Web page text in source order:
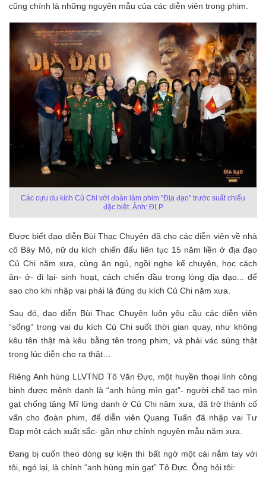
cũng chính là những nguyên mẫu của các diễn viên trong phim.
Các cựu du kích Củ Chi với đoàn làm phim "Địa đạo" trước suất chiếu
đặc biệt. Ảnh: ĐLP
Được biết đạo diễn Bùi Thạc Chuyên đã cho các diễn viên về nhà
cô Bảy Mô, nữ du kích chiến đấu liên tục 15 năm liền ở địa đạo
Củ Chi năm xưa, cùng ăn ngủ, ngồi nghe kể chuyện, học cách
ăn- ở- đi lại- sinh hoạt, cách chiến đầu trong lòng địa đạo... để
sao cho khi nhập vai phải là đúng du kích Củ Chi năm xưa.
Sau đó, đạo diễn Bùi Thạc Chuyên luôn yêu cầu các diễn viên
“sống” trong vai du kích Củ Chi suốt thời gian quay, như không
kêu tên thật mà kêu bằng tên trong phim, và phải vác súng thật
trong lúc diễn cho ra thật…
Riêng Anh hùng LLVTND Tô Văn Đực, một huyền thoại lính công
binh được mệnh danh là “anh hùng mìn gạt”- người chế tạo mìn
gạt chống tăng Mĩ lừng danh ở Củ Chi năm xưa, đã trở thành cố
vấn cho đoàn phim, để diễn viên Quang Tuấn đã nhập vai Tư
Đạp một cách xuất sắc- gần như chính nguyên mẫu năm xưa.
Đang bị cuốn theo dòng sự kiện thì bất ngờ một cái nắm tay với
tôi, ngó lại, là chính “anh hùng mìn gạt” Tô Đực. Ông hỏi tôi: